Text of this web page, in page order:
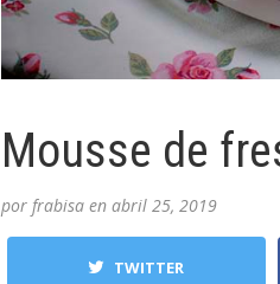
Mousse de
por frabisa en abril 25, 2019
TWITTER